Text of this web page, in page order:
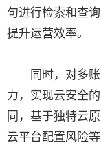
句进行检索和查
提升运营效率。
同时，对多账
力，实现云安全
同，基于独特云
云平台配置风险等